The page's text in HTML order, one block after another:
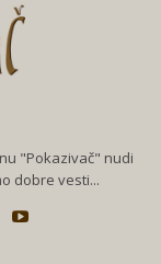
"Pokazivač" nudi
dobre vesti...